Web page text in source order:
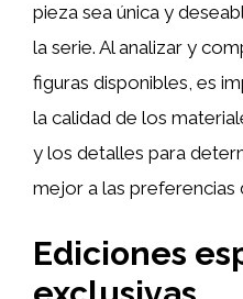
pieza sea única y
la serie. Al analizar y
figuras disponibles, es
la calidad de los
y los detalles para
mejor a las preferencias
Ediciones